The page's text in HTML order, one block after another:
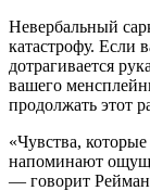
Невербальный
катастрофу. Если
дотрагивается
вашего
продолжать этот
«Чувства,
напоминают
— говорит